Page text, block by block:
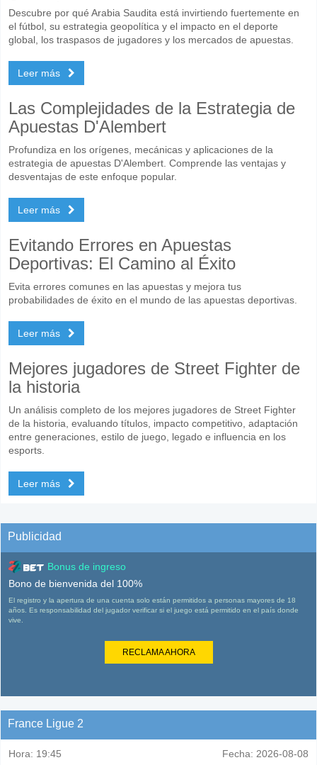
Descubre por qué Arabia Saudita está invirtiendo fuertemente en
el fútbol, su estrategia geopolítica y el impacto en el deporte
global, los traspasos de jugadores y los mercados de apuestas.
Leer más
Las Complejidades de la Estrategia de
Apuestas D'Alembert
Profundiza en los orígenes, mecánicas y aplicaciones de la
estrategia de apuestas D'Alembert. Comprende las ventajas y
desventajas de este enfoque popular.
Leer más
Evitando Errores en Apuestas
Deportivas: El Camino al Éxito
Evita errores comunes en las apuestas y mejora tus
probabilidades de éxito en el mundo de las apuestas deportivas.
Leer más
Mejores jugadores de Street Fighter de
la historia
Un análisis completo de los mejores jugadores de Street Fighter
de la historia, evaluando títulos, impacto competitivo, adaptación
entre generaciones, estilo de juego, legado e influencia en los
esports.
Leer más
Publicidad
Bonus de ingreso
Bono de bienvenida del 100%
El registro y la apertura de una cuenta solo están permitidos a personas mayores de 18
años. Es responsabilidad del jugador verificar si el juego está permitido en el país donde
vive.
RECLAMA AHORA
France Ligue 2
Hora: 19:45 Fecha: 2026-08-08